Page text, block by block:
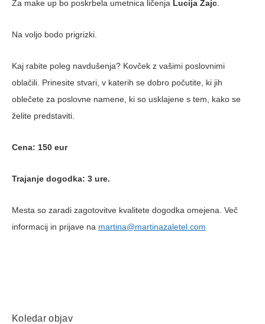
Za make up bo poskrbela umetnica ličenja Lucija Zajc.
Na voljo bodo prigrizki.
Kaj rabite poleg navdušenja? Kovček z vašimi poslovnimi
oblačili. Prinesite stvari, v katerih se dobro počutite, ki jih
oblečete za poslovne namene, ki so usklajene s tem, kako se
želite predstaviti.
Cena: 150 eur
Trajanje dogodka: 3 ure.
Mesta so zaradi zagotovitve kvalitete dogodka omejena. Več
informacij in prijave na martina@martinazaletel.com
Koledar objav